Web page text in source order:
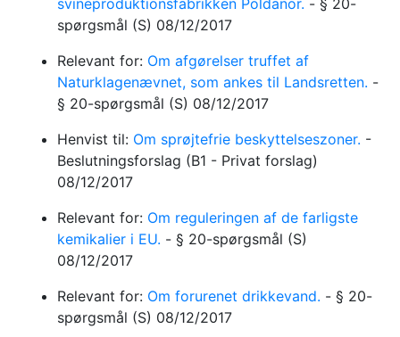
svineproduktionsfabrikken Poldanor. - § 20-
spørgsmål (S) 08/12/2017
Relevant for: Om afgørelser truffet af
Naturklagenævnet, som ankes til Landsretten. -
§ 20-spørgsmål (S) 08/12/2017
Henvist til: Om sprøjtefrie beskyttelseszoner. -
Beslutningsforslag (B1 - Privat forslag)
08/12/2017
Relevant for: Om reguleringen af de farligste
kemikalier i EU. - § 20-spørgsmål (S)
08/12/2017
Relevant for: Om forurenet drikkevand. - § 20-
spørgsmål (S) 08/12/2017